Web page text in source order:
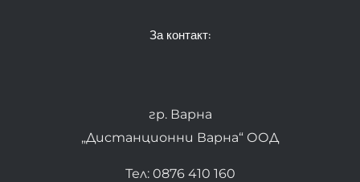
За контакт:
гр. Варна
„Дистанционни Варна“ ООД
Тел: 0876 410 160